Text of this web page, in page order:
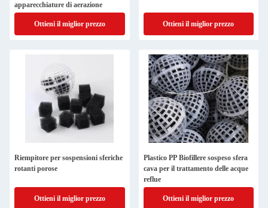
apparecchiature di aerazione
Ottieni il miglior prezzo Ottieni il miglior prezzo
Riempitore per sospensioni sferiche
rotanti porose
Ottieni il miglior prezzo
Plastico PP Biofillere sospeso sfera
cava per il trattamento delle acque
reflue
Ottieni il miglior prezzo